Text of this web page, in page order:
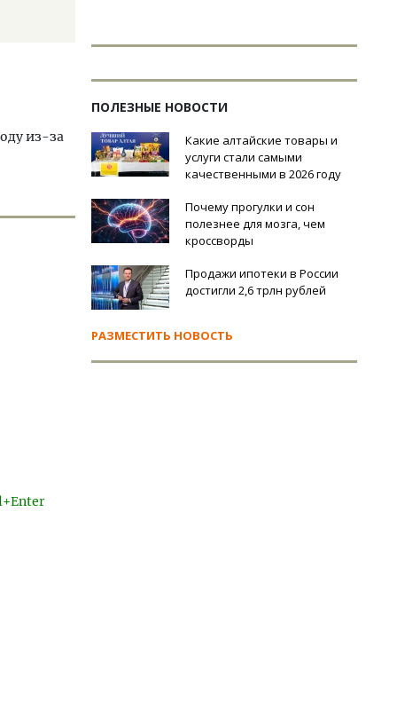
из-за
ПОЛЕЗНЫЕ НОВОСТИ
Какие алтайские товары и
услуги стали самыми
качественными в 2026 году
Почему прогулки и сон
полезнее для мозга, чем
кроссворды
Продажи ипотеки в России
достигли 2,6 трлн рублей
РАЗМЕСТИТЬ НОВОСТЬ